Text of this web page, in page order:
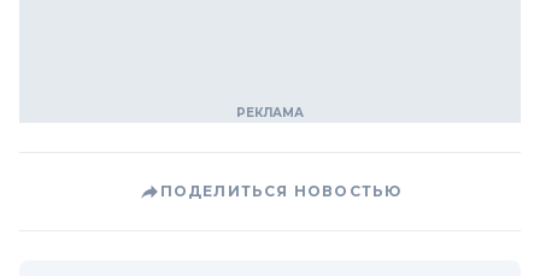
ПОДЕЛИТЬСЯ НОВОСТЬЮ